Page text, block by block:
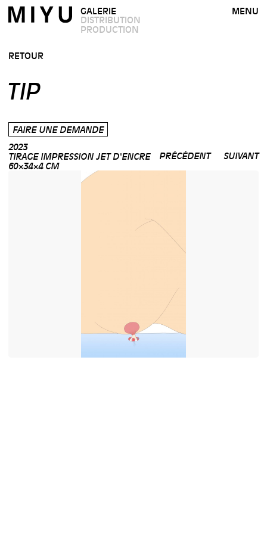
GALERIE
DISTRIBUTION
PRODUCTION
MENU
RETOUR
TIP
FAIRE UNE DEMANDE
2023
TIRAGE IMPRESSION JET D'ENCRE
60×34×4 CM
PRÉCÉDENT SUIVANT